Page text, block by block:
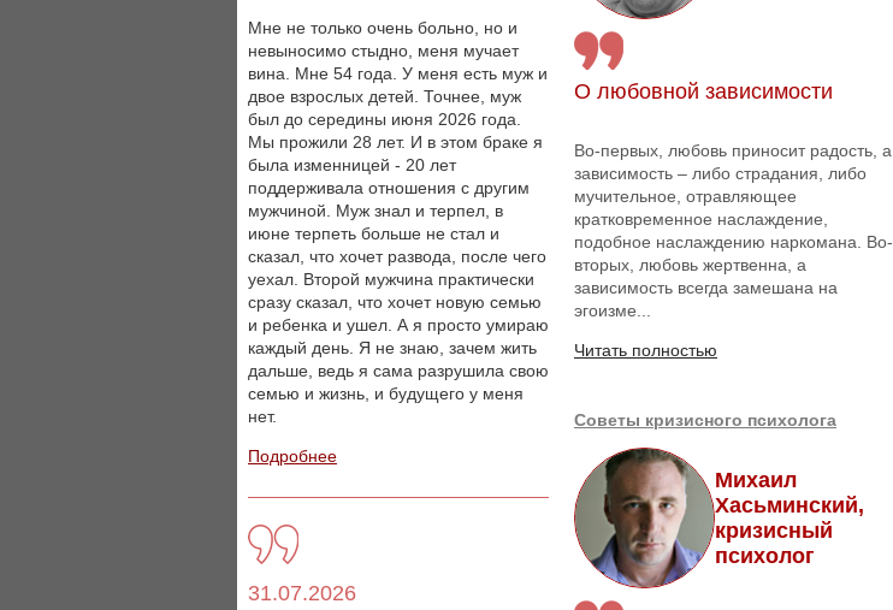
О любовной зависимости
Во-первых, любовь приносит радость, а
зависимость – либо страдания, либо
мучительное, отравляющее
кратковременное наслаждение,
подобное наслаждению наркомана. Во-
вторых, любовь жертвенна, а
зависимость всегда замешана на
эгоизме...
Читать полностью
Советы кризисного психолога
Михаил
Хасьминский,
кризисный
психолог
Мне не только очень больно, но и
невыносимо стыдно, меня мучает
вина. Мне 54 года. У меня есть муж и
двое взрослых детей. Точнее, муж
был до середины июня 2026 года.
Мы прожили 28 лет. И в этом браке я
была изменницей - 20 лет
поддерживала отношения с другим
мужчиной. Муж знал и терпел, в
июне терпеть больше не стал и
сказал, что хочет развода, после чего
уехал. Второй мужчина практически
сразу сказал, что хочет новую семью
и ребенка и ушел. А я просто умираю
каждый день. Я не знаю, зачем жить
дальше, ведь я сама разрушила свою
семью и жизнь, и будущего у меня
нет.
Подробнее
31.07.2026